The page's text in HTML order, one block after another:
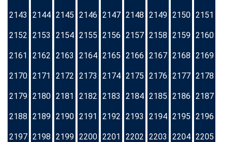
2143 2144 2145 2146 2147 2148 2149 2150 2151
2152 2153 2154 2155 2156 2157 2158 2159 2160
2161 2162 2163 2164 2165 2166 2167 2168 2169
2170 2171 2172 2173 2174 2175 2176 2177 2178
2179 2180 2181 2182 2183 2184 2185 2186 2187
2188 2189 2190 2191 2192 2193 2194 2195 2196
2197 2198 2199 2200 2201 2202 2203 2204 2205